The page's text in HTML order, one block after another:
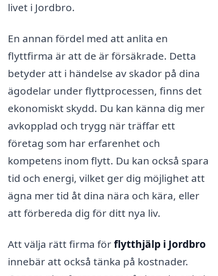
livet i Jordbro.
En annan fördel med att anlita en
flyttfirma är att de är försäkrade. Detta
betyder att i händelse av skador på dina
ägodelar under flyttprocessen, finns det
ekonomiskt skydd. Du kan känna dig mer
avkopplad och trygg när träffar ett
företag som har erfarenhet och
kompetens inom flytt. Du kan också spara
tid och energi, vilket ger dig möjlighet att
ägna mer tid åt dina nära och kära, eller
att förbereda dig för ditt nya liv.
Att välja rätt firma förflytthjälp i Jordbro
innebär att också tänka på kostnader.